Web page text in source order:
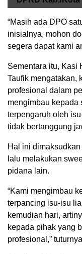
“Masih ada DPO
inisialnya, mohon
segera dapat kami
Sementara itu, Kasi
Taufik mengatakan,
profesional dalam
mengimbau kepada
terpengaruh oleh
tidak bertanggung
Hal ini
lalu melakukan
pidana lain.
“Kami mengimbau
terpancing isu-isu
kemudian hari,
kepada pihak yang
profesional,”